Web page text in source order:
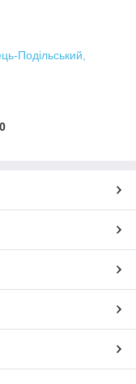
Подільський,